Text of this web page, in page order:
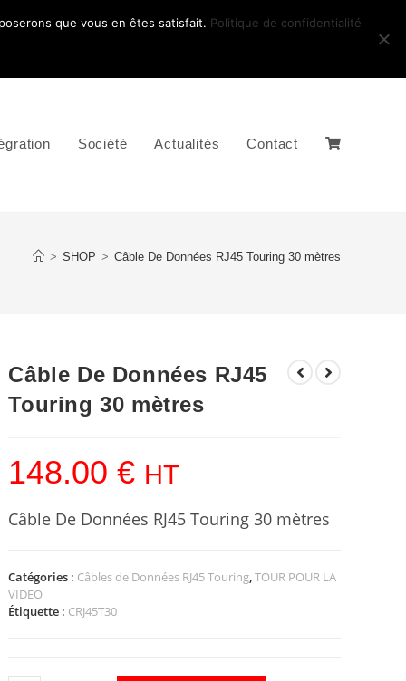
Société Actualités Contact
> SHOP > Câble De Données RJ45 Touring 30 mètres
Câble De Données RJ45
Touring 30 mètres
148.00€ HT
Câble De Données RJ45 Touring 30 mètres
Catégories : Câbles de Données RJ45 Touring,TOUR POUR LA
VIDEO
Étiquette : CRJ45T30
que vous en êtes satisfait. Politique de confidentialité